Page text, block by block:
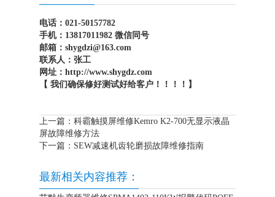
电话：021-50157782
手机：13817011982 微信同号
邮箱：shygdzi@163.com
联系人：张工
网址：http://www.shygdz.com
【 我们确保修好测试好给客户！！！！】
上一篇： 科霸触摸屏维修Kemro K2-700无显示液晶
屏故障维修方法
下一篇： SEW减速机齿轮磨损故障维修指南
最新相关内容推荐：